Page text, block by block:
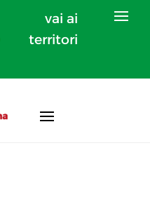
vai ai
territori